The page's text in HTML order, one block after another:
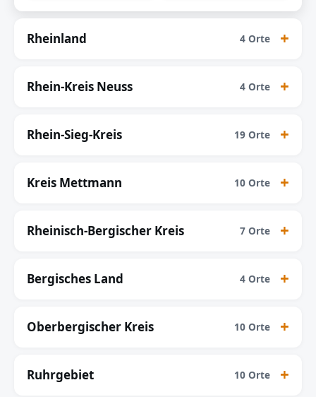
Rheinland 4 Orte
Rhein-Kreis Neuss 4 Orte
Rhein-Sieg-Kreis 19 Orte
Kreis Mettmann 10 Orte
Rheinisch-Bergischer Kreis 7 Orte
Bergisches Land 4 Orte
Oberbergischer Kreis 10 Orte
Ruhrgebiet 10 Orte